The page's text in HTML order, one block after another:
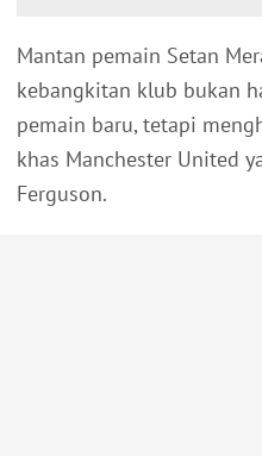
Mantan pemain Setan
kebangkitan klub bukan
pemain baru, tetapi
khas Manchester United
Ferguson.